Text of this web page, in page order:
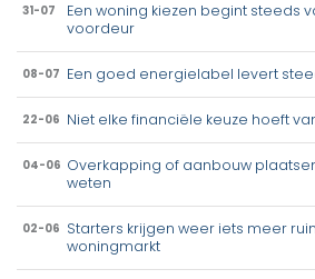
31-07
Een woning kiezen begint steeds
voordeur
08-07 Een goed energielabel levert
22-06 Niet elke financiële keuze hoeft
04-06 Overkapping of aanbouw
weten
02-06 Starters krijgen weer iets meer
woningmarkt